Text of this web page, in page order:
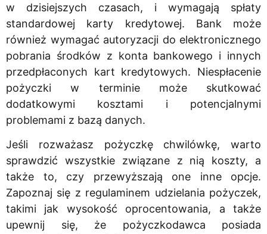
w dzisiejszych czasach, i wymagają spłaty
standardowej karty kredytowej. Bank może
również wymagać autoryzacji do elektronicznego
pobrania środków z konta bankowego i innych
przedpłaconych kart kredytowych. Niespłacenie
pożyczki w terminie może skutkować
dodatkowymi kosztami i potencjalnymi
problemami z bazą danych.
Jeśli rozważasz pożyczkę chwilówkę, warto
sprawdzić wszystkie związane z nią koszty, a
także to, czy przewyższają one inne opcje.
Zapoznaj się z regulaminem udzielania pożyczek,
takimi jak wysokość oprocentowania, a także
upewnij się, że pożyczkodawca posiada